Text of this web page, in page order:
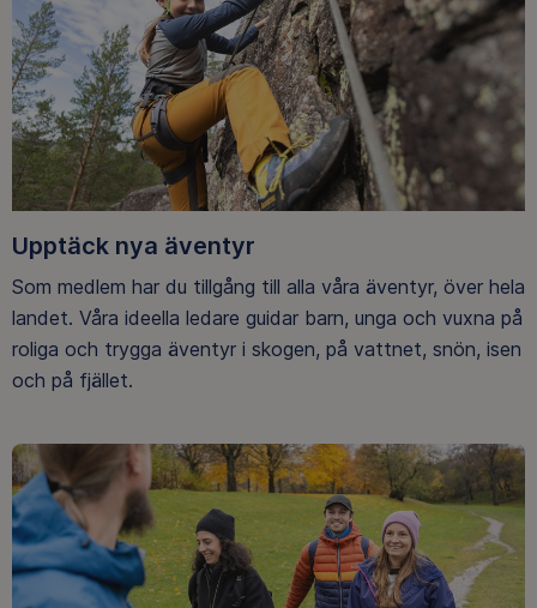
Upptäck nya äventyr
Som medlem har du tillgång till alla våra äventyr, över hela
landet. Våra ideella ledare guidar barn, unga och vuxna på
roliga och trygga äventyr i skogen, på vattnet, snön, isen
och på fjället.